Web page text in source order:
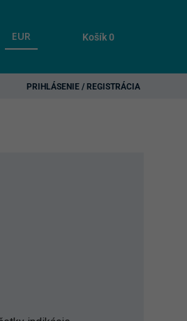
EUR Košík0
PRIHLÁSENIE / REGISTRÁCIA